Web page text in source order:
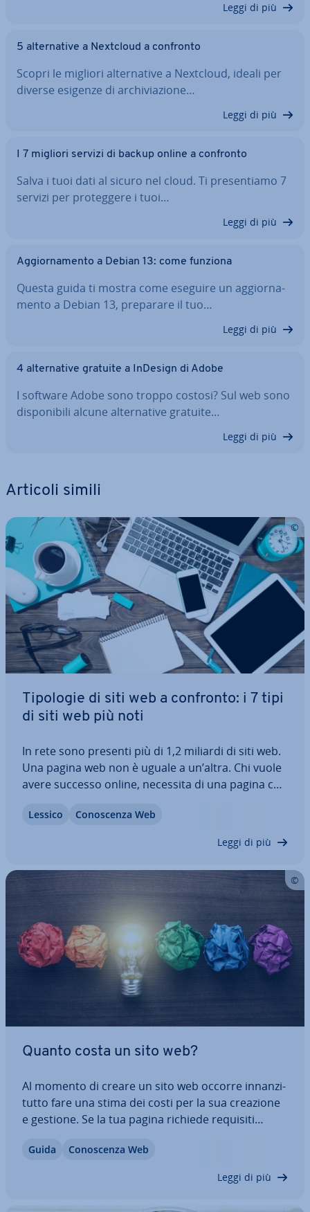
Leggi di più
5 al­ter­na­ti­ve a Nextcloud a confronto
Scopri le migliori al­ter­na­ti­ve a Nextcloud, ideali per
diverse esigenze di ar­chi­via­zio­ne…
Leggi di più
I 7 migliori servizi di backup online a confronto
Salva i tuoi dati al sicuro nel cloud. Ti pre­sen­tia­mo 7
servizi per pro­teg­ge­re i tuoi…
Leggi di più
Ag­gior­na­men­to a Debian 13: come funziona
Questa guida ti mostra come eseguire un ag­gior­na­
men­to a Debian 13, preparare il tuo…
Leggi di più
4 al­ter­na­ti­ve gratuite a InDesign di Adobe
I software Adobe sono troppo costosi? Sul web sono
di­spo­ni­bi­li alcune al­ter­na­ti­ve gratuite…
Leggi di più
Articoli simili
Tipologie di siti web a confronto: i 7 tipi
di siti web più noti
In rete sono presenti più di 1,2 miliardi di siti web.
Una pagina web non è uguale a un’altra. Chi vuole
avere successo online, necessita di una pagina che
design, struttura e contenuto. Ti pre­sen­tia­mo i 7
Lessico Co­no­scen­za Web
Leggi di più
Quanto costa un sito web?
Al momento di creare un sito web occorre in­nan­zi­
tut­to fare una stima dei costi per la sua creazione
e gestione. Se la tua pagina richiede requisiti
maggiore. Tuttavia, ci sono altri fattori da con­si­de­
Guida Co­no­scen­za Web
Leggi di più